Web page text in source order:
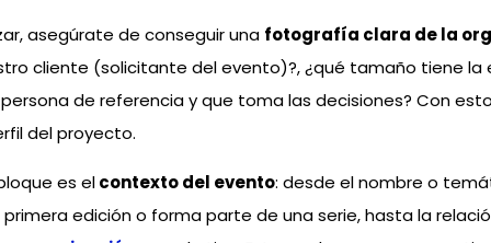
asegúrate de conseguir una fotografía clara de la
cliente (solicitante del evento)?, ¿qué tamaño tiene la
de referencia y que toma las decisiones? Con
del proyecto.
es elcontexto del evento: desde el nombre o
primera edición o forma parte de una serie, hasta la